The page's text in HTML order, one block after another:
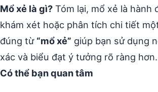
Mổ xẻ là gì? Tóm lại, mổ xẻ là hành
khám xét hoặc phân tích chi tiết
đúng từ “mổ xẻ” giúp bạn sử dụng
xác và biểu đạt ý tưởng rõ ràng hơn.
Có thể bạn quan tâm